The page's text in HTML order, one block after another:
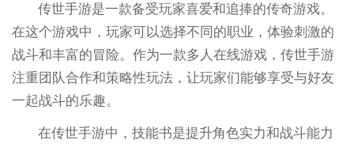
传世手游是一款备受玩家喜爱和追捧的传奇游戏。
在这个游戏中，玩家可以选择不同的职业，体验刺激的
战斗和丰富的冒险。作为一款多人在线游戏，传世手游
注重团队合作和策略性玩法，让玩家们能够享受与好友
一起战斗的乐趣。
在传世手游中，技能书是提升角色实力和战斗能力